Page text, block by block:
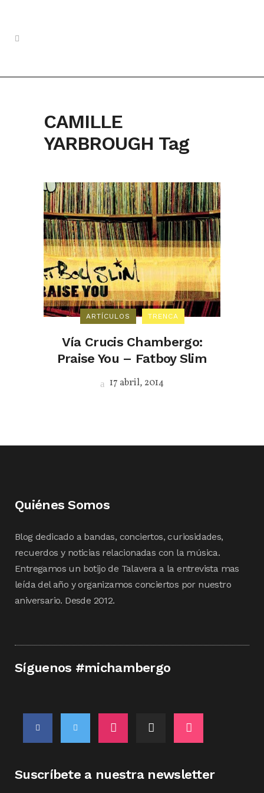
CAMILLE
YARBROUGH Tag
ARTÍCULOS TRENCA
Vía Crucis Chambergo:
Praise You – Fatboy Slim
17 abril, 2014
Quiénes Somos
Blog dedicado a bandas, conciertos, curiosidades,
recuerdos y noticias relacionadas con la música.
Entregamos un botijo de Talavera a la entrevista mas
leída del año y organizamos conciertos por nuestro
aniversario. Desde 2012.
Síguenos #michambergo
Suscríbete a nuestra newsletter